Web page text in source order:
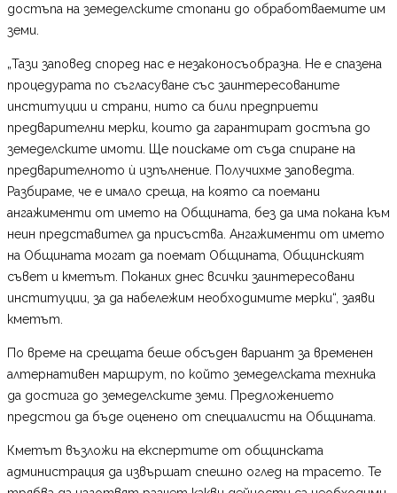
достъпа на земеделските стопани до обработваемите им
земи.
„Тази заповед според нас е незаконосъобразна. Не е спазена
процедурата по съгласуване със заинтересованите
институции и страни, нито са били предприети
предварителни мерки, които да гарантират достъпа до
земеделските имоти. Ще поискаме от съда спиране на
предварителното ѝ изпълнение. Получихме заповедта.
Разбираме, че е имало среща, на която са поемани
ангажименти от името на Общината, без да има покана към
неин представител да присъства. Ангажименти от името
на Общината могат да поемат Общината, Общинският
съвет и кметът. Поканих днес всички заинтересовани
институции, за да набележим необходимите мерки“, заяви
кметът.
По време на срещата беше обсъден вариант за временен
алтернативен маршрут, по който земеделската техника
да достига до земеделските земи. Предложението
предстои да бъде оценено от специалисти на Общината.
Кметът възложи на експертите от общинската
администрация да извършат спешно оглед на трасето. Те